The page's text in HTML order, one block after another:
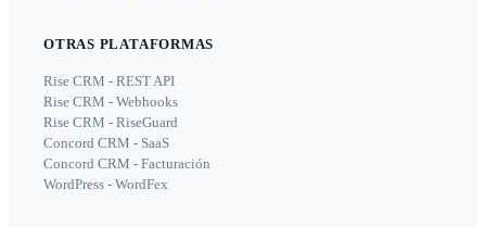
OTRAS PLATAFORMAS
Rise CRM - REST API
Rise CRM - Webhooks
Rise CRM - RiseGuard
Concord CRM - SaaS
Concord CRM - Facturación
WordPress - WordFex